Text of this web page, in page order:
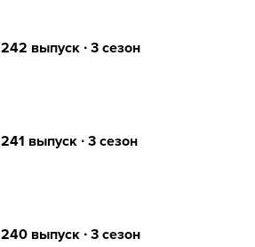
242 выпуск ∙ 3 сезон
241 выпуск ∙ 3 сезон
240 выпуск ∙ 3 сезон